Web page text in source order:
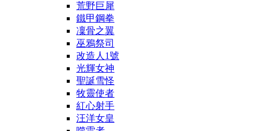
荒野巨犀
鐵甲鋼拳
凜骨之翼
巫鴉祭司
改造人1號
光輝女神
聖誕雪怪
牧靈使者
紅心射手
汪洋女皇